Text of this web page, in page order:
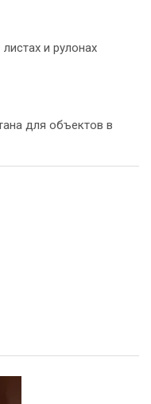
и рулонах
для объектов в